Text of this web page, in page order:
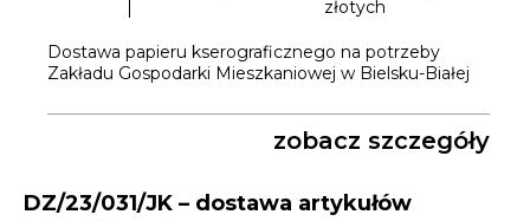
złotych
Dostawa papieru kserograficznego na potrzeby
Zakładu Gospodarki Mieszkaniowej w Bielsku-Białej
zobacz szczegóły
DZ/23/031/JK – dostawa artykułów